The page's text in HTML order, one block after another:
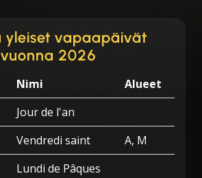
yleiset vapaapäivät
vuonna 2026
Nimi
Alueet
Jour de l'an
Vendredi saint
A, M
Lundi de Pâques